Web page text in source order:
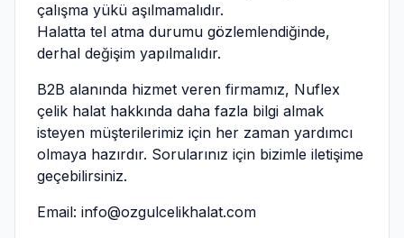
çalışma yükü aşılmamalıdır.
Halatta tel atma durumu gözlemlendiğinde,
derhal değişim yapılmalıdır.
B2B alanında hizmet veren firmamız, Nuflex
çelik halat hakkında daha fazla bilgi almak
isteyen müşterilerimiz için her zaman yardımcı
olmaya hazırdır. Sorularınız için bizimle iletişime
geçebilirsiniz.
Email: info@ozgulcelikhalat.com